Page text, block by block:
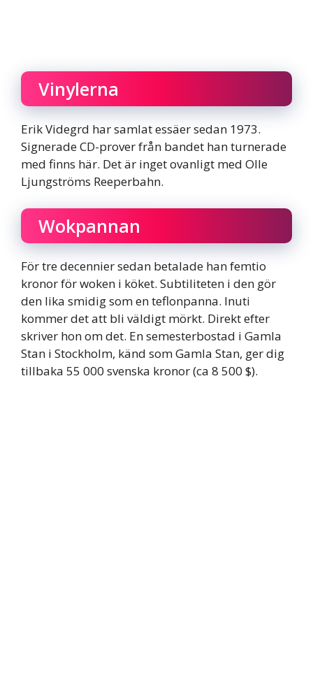
Vinylerna
Erik Videgrd har samlat essäer sedan 1973.
Signerade CD-prover från bandet han turnerade
med finns här. Det är inget ovanligt med Olle
Ljungströms Reeperbahn.
Wokpannan
För tre decennier sedan betalade han femtio
kronor för woken i köket. Subtiliteten i den gör
den lika smidig som en teflonpanna. Inuti
kommer det att bli väldigt mörkt. Direkt efter
skriver hon om det. En semesterbostad i Gamla
Stan i Stockholm, känd som Gamla Stan, ger dig
tillbaka 55 000 svenska kronor (ca 8 500 $).